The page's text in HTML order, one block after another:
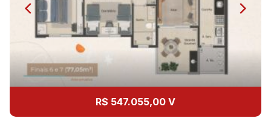
Aug/Mon
11
Aug/Tue
12
12:00
13:00R$ 547.055,00 V